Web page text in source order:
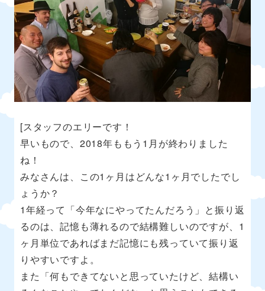
[スタッフのエリーです！
早いもので、2018年ももう1月が終わりました
ね！
みなさんは、この1ヶ月はどんな1ヶ月でしたでし
ょうか？
1年経って「今年なにやってたんだろう」と振り返
るのは、記憶も薄れるので結構難しいのですが、1
ヶ月単位であればまだ記憶にも残っていて振り返
りやすいですよ。
また「何もできてないと思っていたけど、結構い